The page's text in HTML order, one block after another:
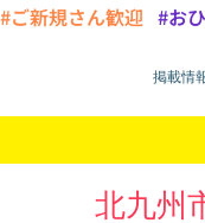
#ご新規さん歓迎 #お
掲載情
北九州